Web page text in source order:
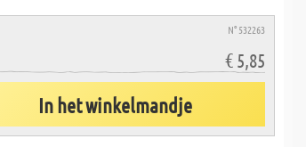
N° 532263
€ 5,85
In het winkelmandje